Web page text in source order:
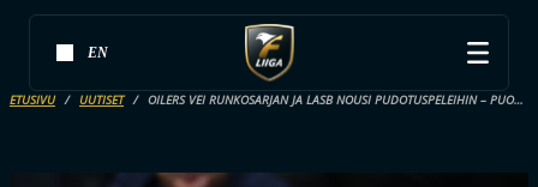
EN
ETUSIVU UUTISET OILERS VEI RUNKOSARJAN JA LASB NOUSI PUDOTUSPELEIHIN – PUOLIVÄLIERÄPARIT VALITAAN KLO 21.30